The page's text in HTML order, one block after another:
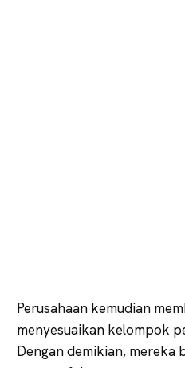
Perusahaan kemudian
menyesuaikan kelompok
Dengan demikian, mereka